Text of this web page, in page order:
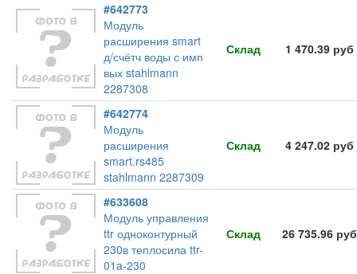
#642773
Модуль
расширения smart
д/счётч воды с имп
вых stahlmann
2287308
Склад 1 470.39 руб
#642774
Модуль
расширения
smart.rs485
stahlmann 2287309
Склад 4 247.02 руб
#633608
Модуль управления
ttr одноконтурный
230в теплосила ttr-
01a-230
Склад 26 735.96 руб